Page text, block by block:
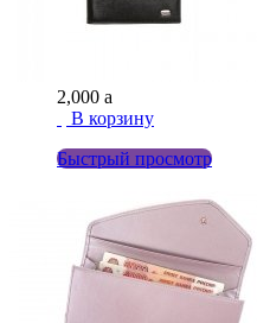
2,000 a
В корзину
Быстрый просмотр